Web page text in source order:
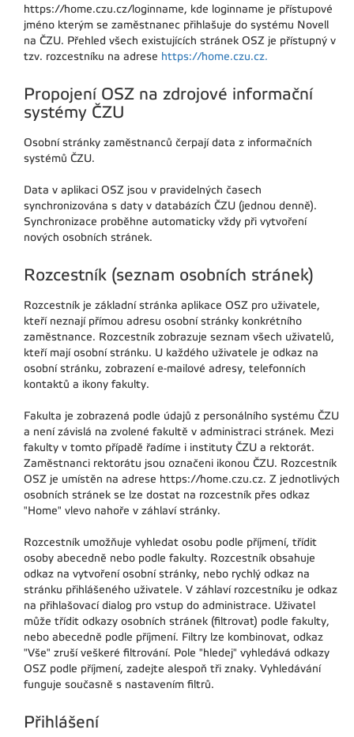
https://home.czu.cz/loginname, kde loginname je přístupové
jméno kterým se zaměstnanec přihlašuje do systému Novell
na ČZU. Přehled všech existujících stránek OSZ je přístupný v
tzv. rozcestníku na adrese https://home.czu.cz.
Propojení OSZ na zdrojové informační
systémy ČZU
Osobní stránky zaměstnanců čerpají data z informačních
systémů ČZU.
Data v aplikaci OSZ jsou v pravidelných časech
synchronizována s daty v databázích ČZU (jednou denně).
Synchronizace proběhne automaticky vždy při vytvoření
nových osobních stránek.
Rozcestník (seznam osobních stránek)
Rozcestník je základní stránka aplikace OSZ pro uživatele,
kteří neznají přímou adresu osobní stránky konkrétního
zaměstnance. Rozcestník zobrazuje seznam všech uživatelů,
kteří mají osobní stránku. U každého uživatele je odkaz na
osobní stránku, zobrazení e-mailové adresy, telefonních
kontaktů a ikony fakulty.
Fakulta je zobrazená podle údajů z personálního systému ČZU
a není závislá na zvolené fakultě v administraci stránek. Mezi
fakulty v tomto případě řadíme i instituty ČZU a rektorát.
Zaměstnanci rektorátu jsou označeni ikonou ČZU. Rozcestník
OSZ je umístěn na adrese https://home.czu.cz. Z jednotlivých
osobních stránek se lze dostat na rozcestník přes odkaz
"Home" vlevo nahoře v záhlaví stránky.
Rozcestník umožňuje vyhledat osobu podle příjmení, třídit
osoby abecedně nebo podle fakulty. Rozcestník obsahuje
odkaz na vytvoření osobní stránky, nebo rychlý odkaz na
stránku přihlášeného uživatele. V záhlaví rozcestníku je odkaz
na přihlašovací dialog pro vstup do administrace. Uživatel
může třídit odkazy osobních stránek (filtrovat) podle fakulty,
nebo abecedně podle příjmení. Filtry lze kombinovat, odkaz
"Vše" zruší veškeré filtrování. Pole "hledej" vyhledává odkazy
OSZ podle příjmení, zadejte alespoň tři znaky. Vyhledávání
funguje současně s nastavením filtrů.
Přihlášení